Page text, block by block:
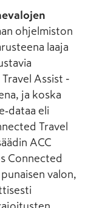
ohjelmiston
laaja
Assist -
ja koska
eli
Travel
ACC
Connected
valon,